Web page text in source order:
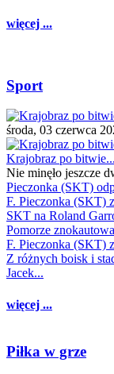
więcej ...
Sport
środa, 03 czerwca
Krajobraz po
Nie minęło jeszcze
Pieczonka (SKT)
F. Pieczonka (SKT)
SKT na Roland
Pomorze
F. Pieczonka (SKT)
Z różnych boisk i
Jacek...
więcej ...
Piłka w grze